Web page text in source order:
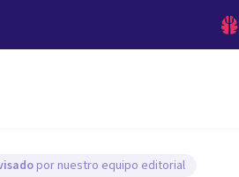
por nuestro equipo editorial